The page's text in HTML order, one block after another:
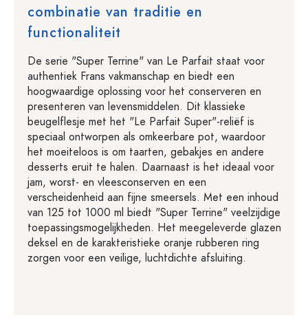
combinatie van traditie en
functionaliteit
De serie "Super Terrine" van Le Parfait staat voor
authentiek Frans vakmanschap en biedt een
hoogwaardige oplossing voor het conserveren en
presenteren van levensmiddelen. Dit klassieke
beugelflesje met het "Le Parfait Super"-reliëf is
speciaal ontworpen als omkeerbare pot, waardoor
het moeiteloos is om taarten, gebakjes en andere
desserts eruit te halen. Daarnaast is het ideaal voor
jam, worst- en vleesconserven en een
verscheidenheid aan fijne smeersels. Met een inhoud
van 125 tot 1000 ml biedt "Super Terrine" veelzijdige
toepassingsmogelijkheden. Het meegeleverde glazen
deksel en de karakteristieke oranje rubberen ring
zorgen voor een veilige, luchtdichte afsluiting.